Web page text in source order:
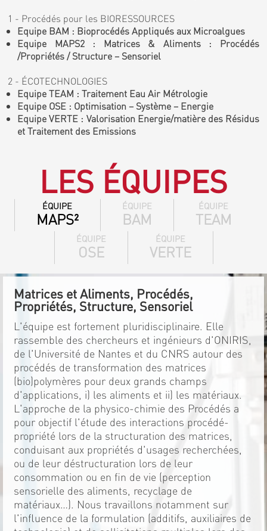
1 - Procédés pour les BIORESSOURCES
Equipe BAM : Bioprocédés Appliqués aux Microalgues
Equipe MAPS2 : Matrices & Aliments : Procédés
/Propriétés / Structure – Sensoriel
2 - ÉCOTECHNOLOGIES
Equipe TEAM : Traitement Eau Air Métrologie
Equipe OSE : Optimisation – Système – Energie
Equipe VERTE : Valorisation Energie/matière des Résidus
et Traitement des Emissions
LES ÉQUIPES
ÉQUIPE
MAPS²
ÉQUIPE
BAM
ÉQUIPE
TEAM
ÉQUIPE
OSE
ÉQUIPE
VERTE
Matrices et Aliments, Procédés,
Propriétés, Structure, Sensoriel
L'équipe est fortement pluridisciplinaire. Elle
rassemble des chercheurs et ingénieurs d'ONIRIS,
de l'Université de Nantes et du CNRS autour des
procédés de transformation des matrices
(bio)polymères pour deux grands champs
d'applications, i) les aliments et ii) les matériaux.
L'approche de la physico-chimie des Procédés a
pour objectif l'étude des interactions procédé-
propriété lors de la structuration des matrices,
conduisant aux propriétés d'usages recherchées,
ou de leur déstructuration lors de leur
consommation ou en fin de vie (perception
sensorielle des aliments, recyclage de
matériaux…). Nous travaillons notamment sur
l'influence de la formulation (additifs, auxiliaires de